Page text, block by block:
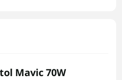
Mavic 70W